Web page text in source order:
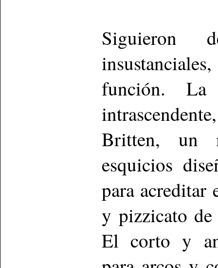
Siguieron
función. La
Britten, un
esquicios
para acreditar
y pizzicato de
El corto y